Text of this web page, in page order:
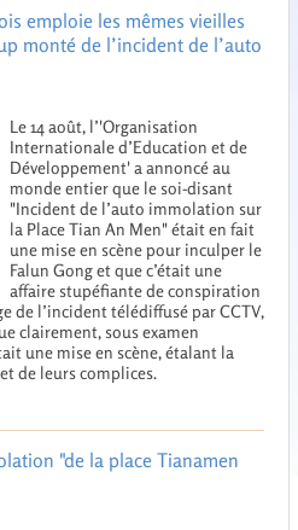
emploie les mêmes vieilles
monté de l’incident de l’auto
Le 14 août, l’'Organisation
Internationale d’Education et de
Développement' a annoncé au
monde entier que le soi-disant
"Incident de l’auto immolation sur
la Place Tian An Men" était en fait
une mise en scène pour inculper le
Falun Gong et que c’était une
affaire stupéfiante de conspiration
de l’incident télédiffusé par CCTV,
clairement, sous examen
une mise en scène, étalant la
de leurs complices.
"de la place Tianamen